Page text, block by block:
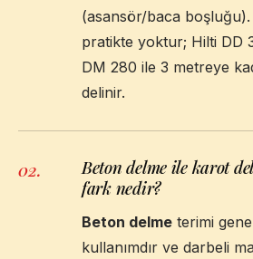
(asansör/baca boşluğu).
pratikte yoktur; Hilti DD
DM 280 ile 3 metreye
delinir.
02.
Beton delme ile karot
fark nedir?
Beton delme terimi
kullanımdır ve darbeli